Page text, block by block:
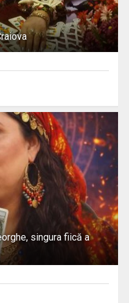
singura fiică a